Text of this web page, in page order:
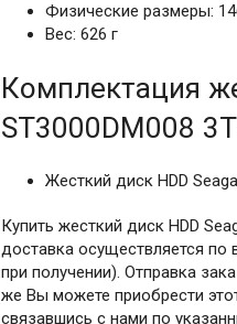
Физические размеры:
Вес: 626 г
Комплектация
ST3000DM008
Жесткий диск HDD
Купить жесткий диск HDD
доставка осуществляется по
при получении). Отправка
же Вы можете приобрести
связавшись с нами по